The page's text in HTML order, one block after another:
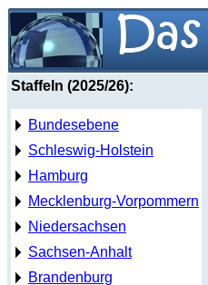
Staffeln (2025/26):
Bundesebene
Schleswig-Holstein
Hamburg
Mecklenburg-Vorpommern
Niedersachsen
Sachsen-Anhalt
Brandenburg